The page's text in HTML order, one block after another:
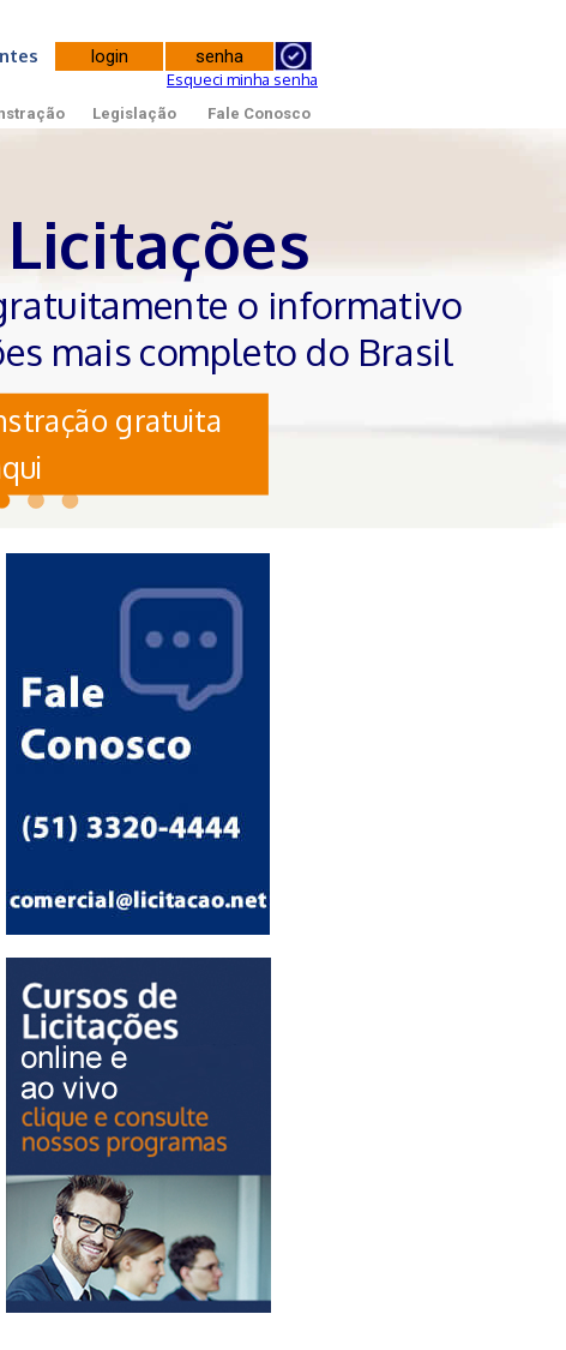
Esqueci minha senha
Legislação Fale Conosco
o informativo
mais completo do Brasil
gratuita